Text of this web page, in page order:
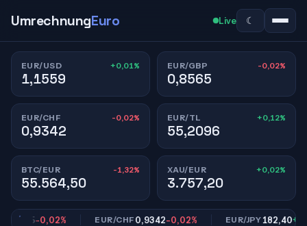
UmrechnungEuro Live ☾
EUR/USD +0,01%
1,1559
EUR/GBP -0,02%
0,8565
EUR/CHF -0,02%
0,9342
EUR/TL +0,12%
55,2096
BTC/EUR -1,32%
55.564,50
XAU/EUR +0,02%
3.757,20
-0,02% EUR/CHF0,9342-0,02% EUR/JPY182,40